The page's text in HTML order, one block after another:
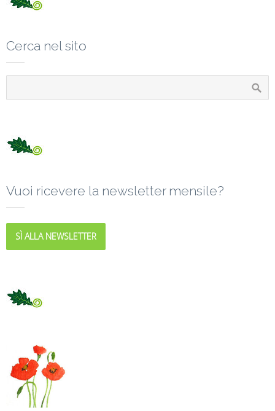
Cerca nel sito
Vuoi ricevere la newsletter mensile?
SÌ ALLA NEWSLETTER